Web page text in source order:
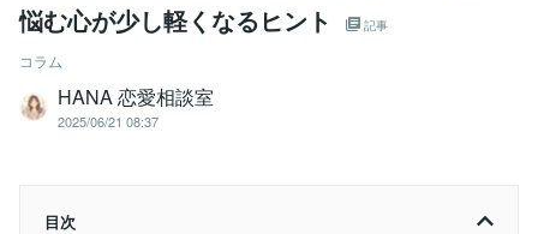
悩む心が少し軽くなるヒント
記事
コラム
HANA 恋愛相談室
2025/06/21 08:37
目次